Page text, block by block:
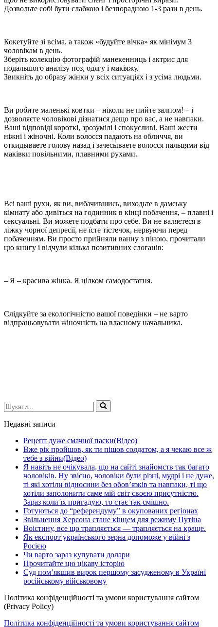
Дозвольте собі бути слабкою і безпорадною 1-3 рази в день.
Кокетуйте зі всіма, а також «будуйте вічка» як мінімум 3
чоловікам в день.
Зберіть колекцію фотографій манекенниць і актрис для
подальшого аналізу поз, одягу і макіяжу.
Звикніть до образу жінки у всіх ситуаціях і з усіма людьми.
Ви робите маленькі ковтки – ніколи не пийте залпом! – і
дозволяєте чоловікові дізнатися дещо про вас, а не навпаки.
Ваші відповіді короткі, зрозумілі і спокусливі. Ваші жести
ніжні і жіночні. Коли волосся падають на обличчя, ви
откидываете голову назад і зачесываете волосся пальцями від
маківки повільними, плавними рухами.
Всі ваші рухи, як ви, вибачившись, виходьте в дамську
кімнату або дивіться на годинник в кінці побачення, – плавні і
сексуальні. Ви можете подбати про себе. Ви не валяєтеся в
ліжку чорної депресії, не їсте тістечок, нервуючи перед
побаченням. Ви просто прийняли ванну з піною, прочитали
цю книгу і відчули кілька позитивних слоганів:
– Я – красива жінка. Я цілком самодостатня.
Слідкуйте за екологічністю вашої поведінки – не варто
відпрацьовувати жіночність на власному начальника.
Шукати...
Недавні записи
Рецепт дуже смачної паски(Відео)
Вже рік пройшов, як ти пішов солдатом, а я чекаю все ж
тебе з війни(Відео)
Я навіть не очікувала, що на сайті знайомств так багато
чоловіків. Ну звісно, чоловіки були різні, мудрі і не дуже,
ті які хотіли відносини без обов’язків та навпаки, ті що
хотіли заполонити саме мій світ своєю присутністю.
Зараз коли їх пригадую, то стає так смішно.
Готуються до “референдуму” в окупованих регіонах
Звільнення Херсона стане кінцем для режиму Путіна
Воістину, все що трапляється — трапляється на краще.
Як експорт українського зерна допоможе у війні з
Росією
Чи варто зараз купувати долари
Прочитайте цю цікаву історію
Суд пом’якшив вирок першому засудженому в Україні
російському військовому
Політика конфіденційності та умови користування сайтом
(Privacy Policy)
Політика конфіденційності та умови користування сайтом